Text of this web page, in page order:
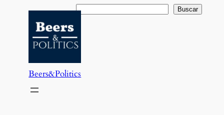
contenido
Buscar Buscar
Beers&Politics